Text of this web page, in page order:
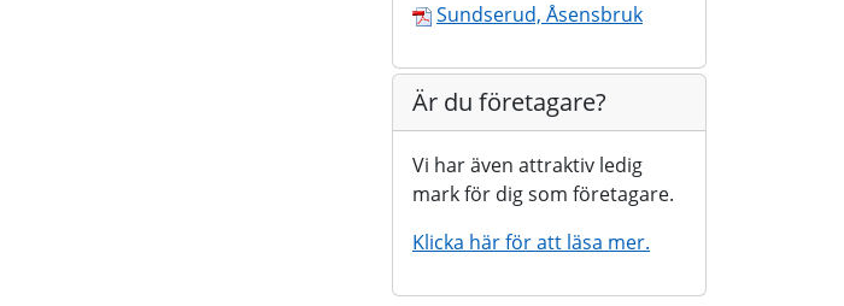
Sundserud, Åsensbruk
Är du företagare?
Vi har även attraktiv ledig
mark för dig som företagare.
Klicka här för att läsa mer.